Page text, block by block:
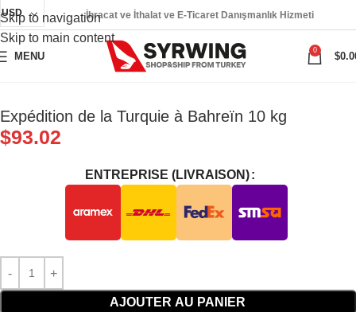
Skip to navigation
Skip to main content
USD İhracat ve İthalat ve E-Ticaret Danışmanlık Hizmeti
MENU
0
$
Expédition de la Turquie à Bahreïn 10 kg
$93.02
ENTREPRISE (LIVRAISON)
AJOUTER AU PANIER